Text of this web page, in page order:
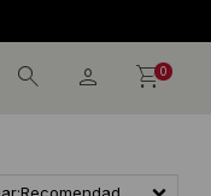
0